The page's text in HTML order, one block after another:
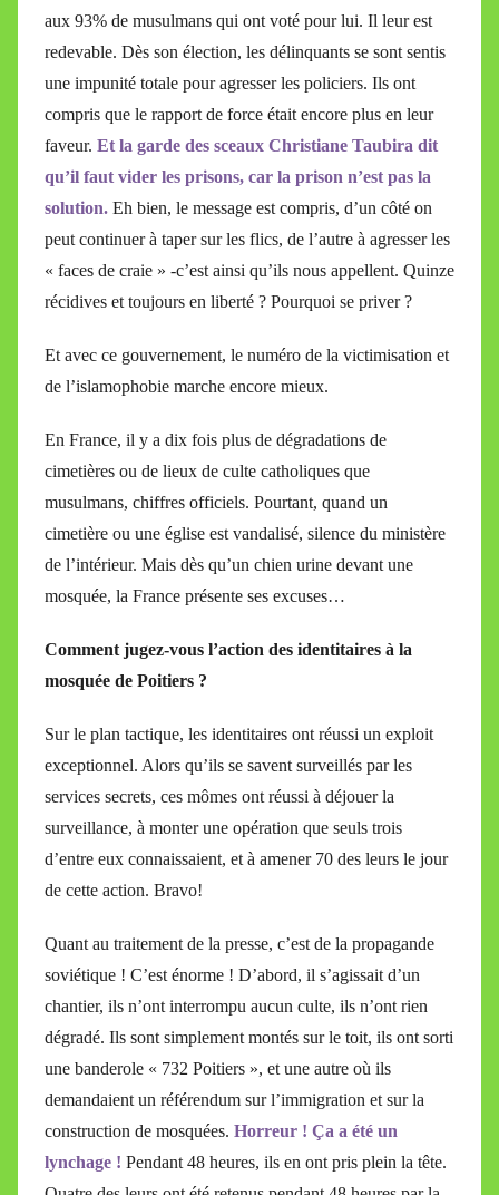
aux 93% de musulmans qui ont voté pour lui. Il leur est
redevable. Dès son élection, les délinquants se sont sentis
une impunité totale pour agresser les policiers. Ils ont
compris que le rapport de force était encore plus en leur
faveur. Et la garde des sceaux Christiane Taubira dit
qu’il faut vider les prisons, car la prison n’est pas la
solution. Eh bien, le message est compris, d’un côté on
peut continuer à taper sur les flics, de l’autre à agresser les
« faces de craie » -c’est ainsi qu’ils nous appellent. Quinze
récidives et toujours en liberté ? Pourquoi se priver ?
Et avec ce gouvernement, le numéro de la victimisation et
de l’islamophobie marche encore mieux.
En France, il y a dix fois plus de dégradations de
cimetières ou de lieux de culte catholiques que
musulmans, chiffres officiels. Pourtant, quand un
cimetière ou une église est vandalisé, silence du ministère
de l’intérieur. Mais dès qu’un chien urine devant une
mosquée, la France présente ses excuses…
Comment jugez-vous l’action des identitaires à la
mosquée de Poitiers ?
Sur le plan tactique, les identitaires ont réussi un exploit
exceptionnel. Alors qu’ils se savent surveillés par les
services secrets, ces mômes ont réussi à déjouer la
surveillance, à monter une opération que seuls trois
d’entre eux connaissaient, et à amener 70 des leurs le jour
de cette action. Bravo!
Quant au traitement de la presse, c’est de la propagande
soviétique ! C’est énorme ! D’abord, il s’agissait d’un
chantier, ils n’ont interrompu aucun culte, ils n’ont rien
dégradé. Ils sont simplement montés sur le toit, ils ont sorti
une banderole « 732 Poitiers », et une autre où ils
demandaient un référendum sur l’immigration et sur la
construction de mosquées. Horreur ! Ça a été un
lynchage ! Pendant 48 heures, ils en ont pris plein la tête.